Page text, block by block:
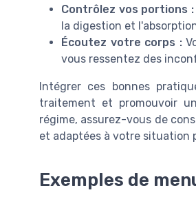
Contrôlez vos portions :
la digestion et
Écoutez votre corps :
vous ressentez des
Intégrer ces bonnes
traitement et promouvoir
régime, assurez-vous de
et adaptées à votre situation
Exemples de